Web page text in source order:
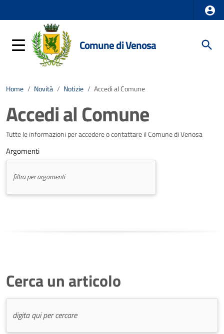
Comune di Venosa
Home / Novità / Notizie / Accedi al Comune
Accedi al Comune
Tutte le informazioni per accedere o contattare il Comune di Venosa
Argomenti
Cerca un articolo